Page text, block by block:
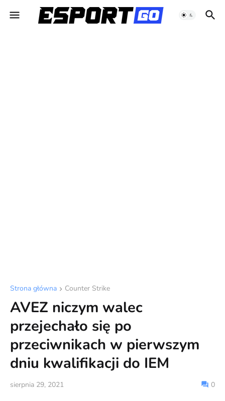
Strona główna Counter Strike
AVEZ niczym walec
przejechało się po
przeciwnikach w pierwszym
dniu kwalifikacji do IEM
sierpnia 29, 2021 0